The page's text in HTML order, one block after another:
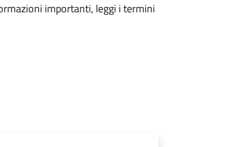
importanti, leggi i termini